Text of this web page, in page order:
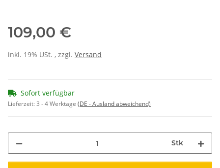
109,00 €
inkl. 19% USt. , zzgl. Versand
Sofort verfügbar
Lieferzeit:3 - 4 Werktage (DE - Ausland abweichend)
Stk